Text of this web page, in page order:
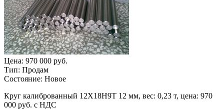
Цена: 970 000 руб.
Тип: Продам
Состояние: Новое
Круг калиброванный 12Х18Н9Т 12 мм, вес: 0,23 т, цена: 970
000 руб. с НДС